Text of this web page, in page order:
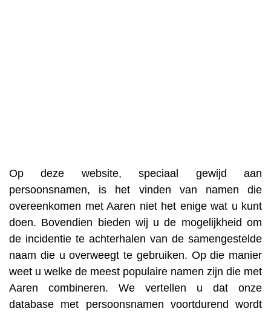
Op deze website, speciaal gewijd aan
persoonsnamen, is het vinden van namen die
overeenkomen met Aaren niet het enige wat u kunt
doen. Bovendien bieden wij u de mogelijkheid om
de incidentie te achterhalen van de samengestelde
naam die u overweegt te gebruiken. Op die manier
weet u welke de meest populaire namen zijn die met
Aaren combineren. We vertellen u dat onze
database met persoonsnamen voortdurend wordt